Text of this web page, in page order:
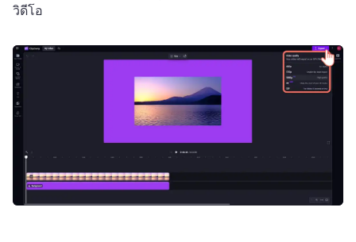
วิดีโอ